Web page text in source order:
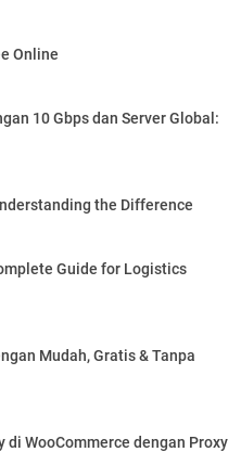
Online
10 Gbps dan Server Global:
the Difference
Guide for Logistics
Mudah, Gratis & Tanpa
WooCommerce dengan Proxy